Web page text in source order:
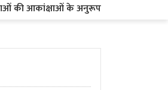
के अनुरूप बनेगी यूपी की नई युवा नीति,